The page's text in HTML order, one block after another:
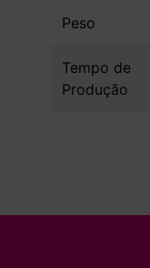
Peso
Tempo de
Produção